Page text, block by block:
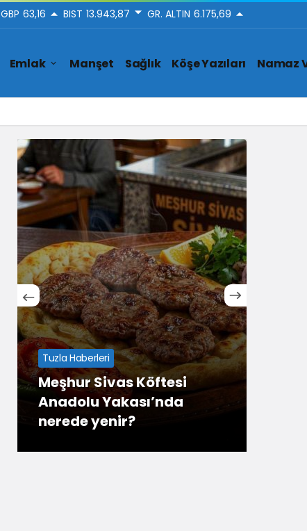
GBP 63,16 BIST 13.943,87 GR. ALTIN 6.175,69
Emlak Manşet Sağlık Köşe Yazıları Namaz
Tuzla Haberleri
Meşhur Sivas Köftesi
Anadolu Yakası’nda
nerede yenir?